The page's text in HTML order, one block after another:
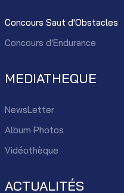
Concours Saut d'Obstacles
Concours d'Endurance
MEDIATHEQUE
NewsLetter
Album Photos
Vidéothèque
ACTUALITÉS